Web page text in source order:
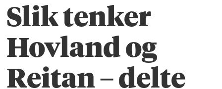
Slik tenker
Hovland og
Reitan – delte